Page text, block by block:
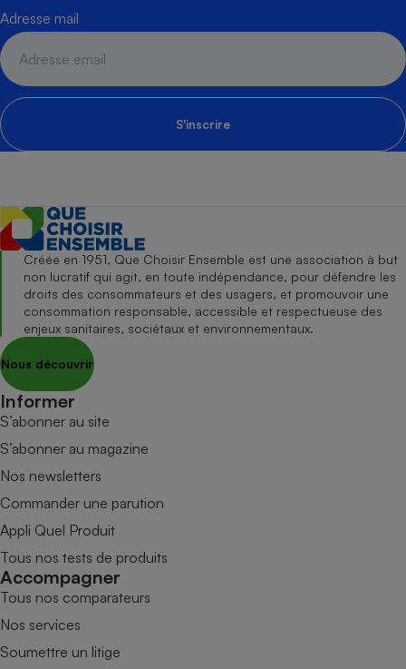
Adresse mail
S'inscrire
Créée en 1951, Que Choisir Ensemble est une association à but
non lucratif qui agit, en toute indépendance, pour défendre les
droits des consommateurs et des usagers, et promouvoir une
consommation responsable, accessible et respectueuse des
enjeux sanitaires, sociétaux et environnementaux.
Nous découvrir
Informer
S’abonner au site
S’abonner au magazine
Nos newsletters
Commander une parution
Appli Quel Produit
Tous nos tests de produits
Accompagner
Tous nos comparateurs
Nos services
Soumettre un litige